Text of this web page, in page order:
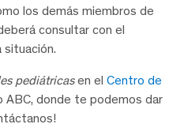
los demás miembros de
consultar con el
pediátricasen el Centro de
ABC, donde te podemos dar